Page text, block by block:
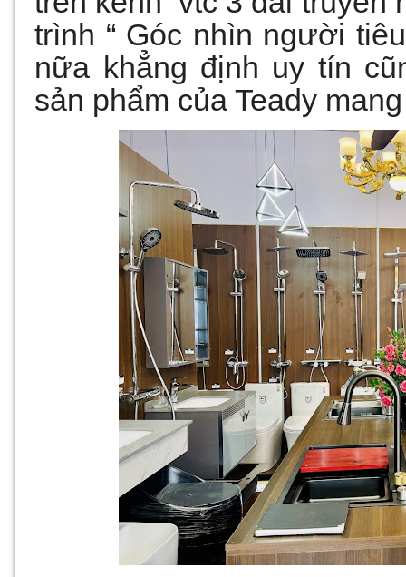
trình “ Góc nhìn người
nữa khẳng định uy tín
sản phẩm của Teady